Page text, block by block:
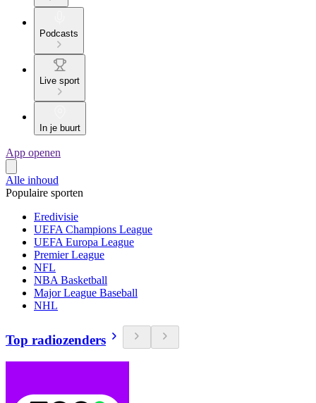
Podcasts
Live sport
In je buurt
App openen
Alle inhoud
Populaire sporten
Eredivisie
UEFA Champions League
UEFA Europa League
Premier League
NFL
NBA Basketball
Major League Baseball
NHL
Top radiozenders